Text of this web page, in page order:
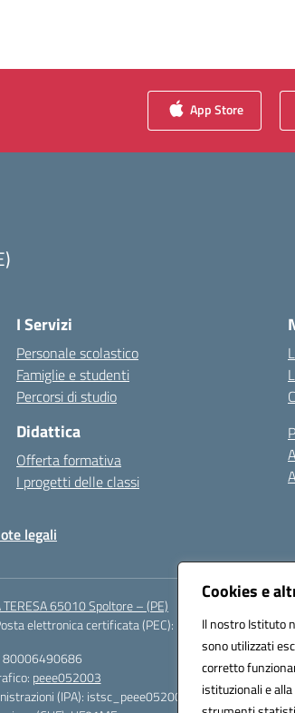
Cookies e
Il nostro Istituto
sono utilizzati
corretto
istituzionali e
App Store
I Servizi
Personale scolastico
Famiglie e studenti
Percorsi di studio
Didattica
Offerta formativa
I progetti delle classi
legali
65010 Spoltore – (PE)
elettronica certificata (PEC):
80006490686
peee052003
(IPA): istsc_peee052003